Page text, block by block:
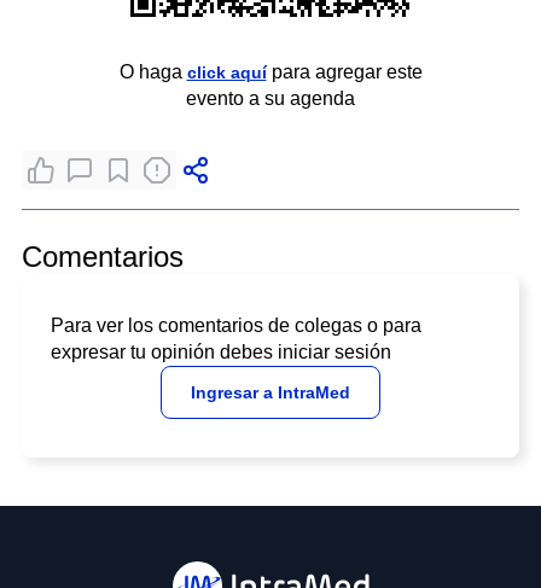
O haga click aquípara agregar este
evento a su agenda
Comentarios
Para ver los comentarios de colegas o para
expresar tu opinión debes iniciar sesión
Ingresar a IntraMed